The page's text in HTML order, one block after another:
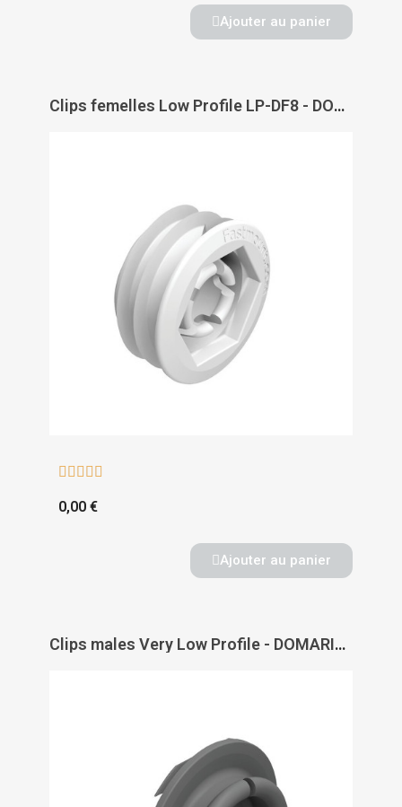
Ajouter au panier
Clips femelles Low Profile LP-DF8 - DOMARINE
    
0,00 €
Ajouter au panier
Clips males Very Low Profile - DOMARINE